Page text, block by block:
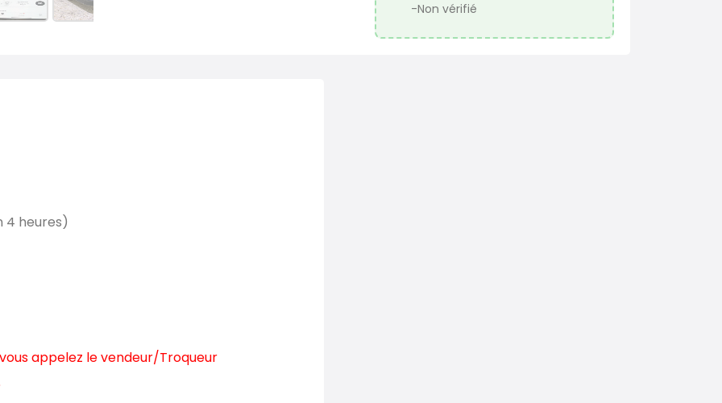
-Non vérifié
4 heures)
appelez le vendeur/Troqueur